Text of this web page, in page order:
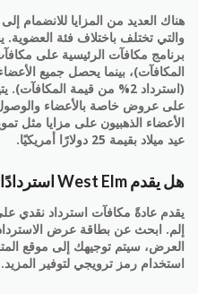
هناك العديد من المزايا للانضمام
والتي تختلف باختلاف فئة
المكافآت)، بينما يحصل جميع
(استرداد 2% من قيمة
على عروض خاصة بالأعضاء
عيد ميلاد بقيمة 25 دولارًا أمريكيًا.
هل يقدم West Elm استردادًا نقديًا على المشتريات؟
يقدم عادةً مكافآت استرداد نقدي
إلم. ابحث عن بطاقة عرض
العرض، سيتم توجيهك إلى موقع
استخدام رمز ترويجي لتوفير المزيد.